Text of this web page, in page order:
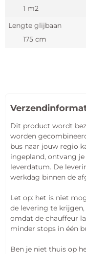
1 m2
Lengte glijbaan
175 cm
Dit product wordt
worden
bus naar jouw regio
ingepland, ontvang
leverdatum. De
werkdag binnen de
Let op: het is niet
de levering te
omdat de chauffeur
minder stops in één
Ben je niet thuis op